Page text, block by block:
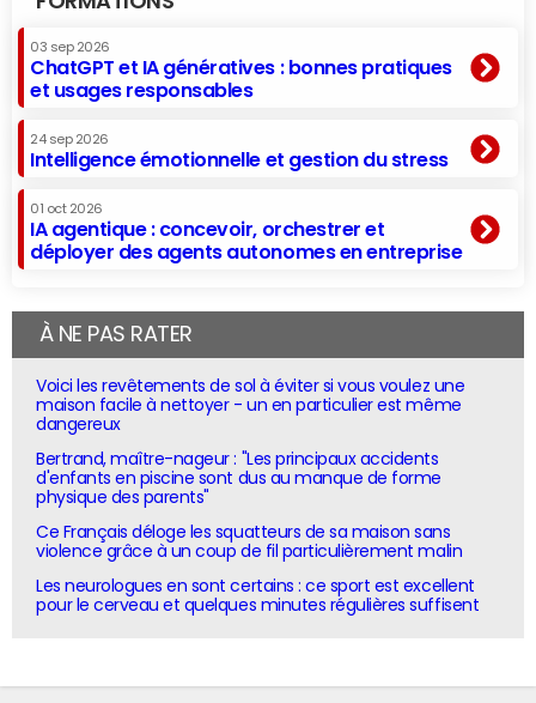
03 sep 2026
ChatGPT et IA génératives : bonnes pratiques
et usages responsables
24 sep 2026
Intelligence émotionnelle et gestion du stress
01 oct 2026
IA agentique : concevoir, orchestrer et
déployer des agents autonomes en entreprise
À NE PAS RATER
Voici les revêtements de sol à éviter si vous voulez une
maison facile à nettoyer - un en particulier est même
dangereux
Bertrand, maître-nageur : "Les principaux accidents
d'enfants en piscine sont dus au manque de forme
physique des parents"
Ce Français déloge les squatteurs de sa maison sans
violence grâce à un coup de fil particulièrement malin
Les neurologues en sont certains : ce sport est excellent
pour le cerveau et quelques minutes régulières suffisent